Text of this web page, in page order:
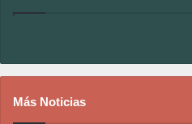
Más Noticias